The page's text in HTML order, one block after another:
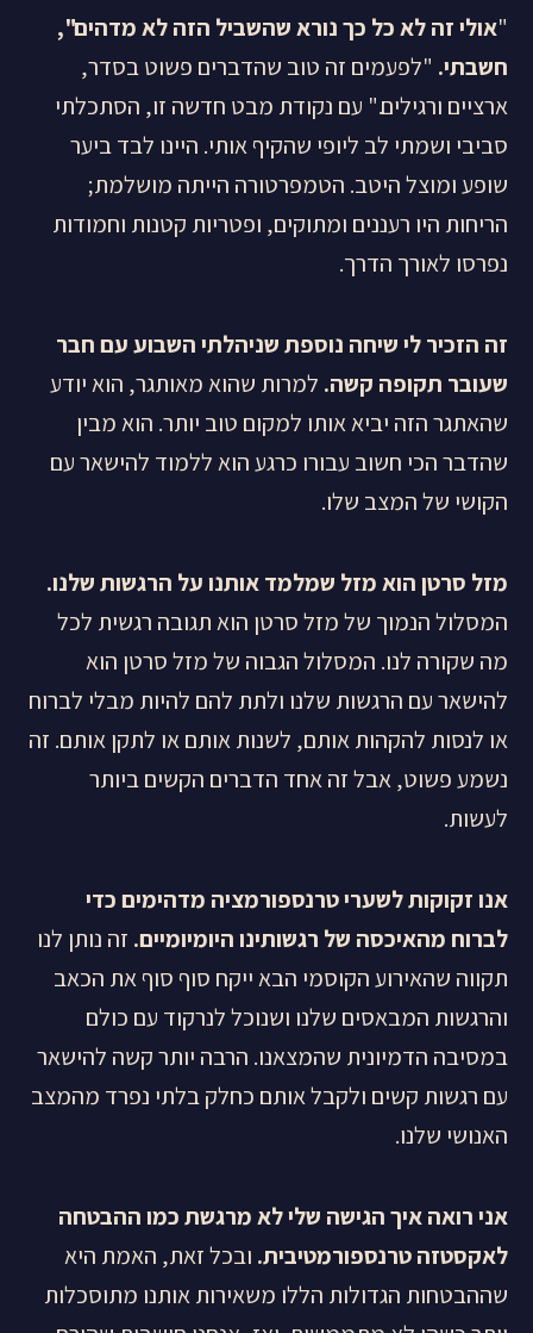
"אולי זה לא כל כך נורא שהשביל הזה לא מדהים",
חשבתי. "לפעמים זה טוב שהדברים פשוט בסדר,
ארציים ורגילים." עם נקודת מבט חדשה זו, הסתכלתי
סביבי ושמתי לב ליופי שהקיף אותי. היינו לבד ביער
שופע ומוצל היטב. הטמפרטורה הייתה מושלמת;
הריחות היו רעננים ומתוקים, ופטריות קטנות וחמודות
נפרסו לאורך הדרך.
זה הזכיר לי שיחה נוספת שניהלתי השבוע עם חבר
שעובר תקופה קשה. למרות שהוא מאותגר, הוא יודע
שהאתגר הזה יביא אותו למקום טוב יותר. הוא מבין
שהדבר הכי חשוב עבורו כרגע הוא ללמוד להישאר עם
הקושי של המצב שלו.
מזל סרטן הוא מזל שמלמד אותנו על הרגשות שלנו.
המסלול הנמוך של מזל סרטן הוא תגובה רגשית לכל
מה שקורה לנו. המסלול הגבוה של מזל סרטן הוא
להישאר עם הרגשות שלנו ולתת להם להיות מבלי לברוח
או לנסות להקהות אותם, לשנות אותם או לתקן אותם. זה
נשמע פשוט, אבל זה אחד הדברים הקשים ביותר
לעשות.
אנו זקוקות לשערי טרנספורמציה מדהימים כדי
לברוח מהאיכסה של רגשותינו היומיומיים. זה נותן לנו
תקווה שהאירוע הקוסמי הבא ייקח סוף סוף את הכאב
והרגשות המבאסים שלנו ושנוכל לנרקוד עם כולם
במסיבה הדמיונית שהמצאנו. הרבה יותר קשה להישאר
עם רגשות קשים ולקבל אותם כחלק בלתי נפרד מהמצב
האנושי שלנו.
אני רואה איך הגישה שלי לא מרגשת כמו ההבטחה
לאקסטזה טרנספורמטיבית. ובכל זאת, האמת היא
שההבטחות הגדולות הללו משאירות אותנו מתוסכלות